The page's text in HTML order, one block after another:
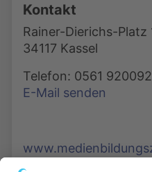
Kontakt
Rainer-Dierichs-Platz
34117 Kassel
Telefon: 0561
E-Mail senden